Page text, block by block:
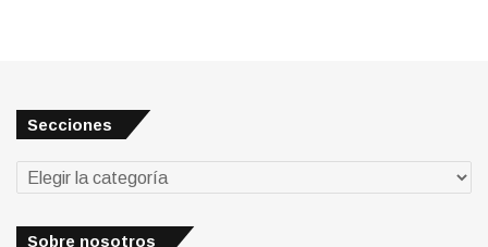
Secciones
Secciones
Sobre nosotros